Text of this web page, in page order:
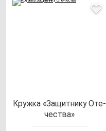
Круж­ка «Защит­ни­ку Оте­
чес­тва»